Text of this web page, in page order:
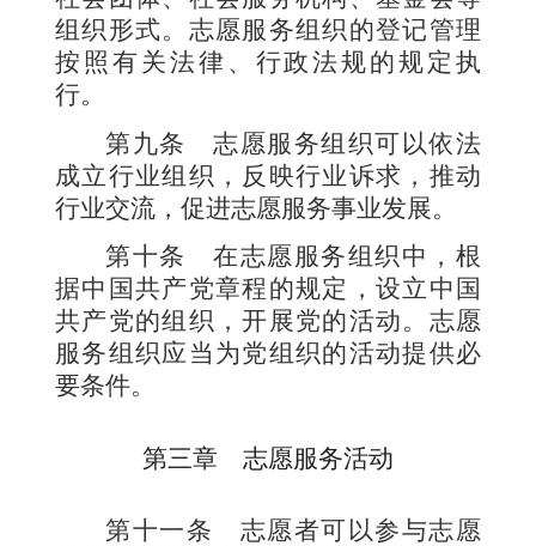
组织形式。志愿服务组织的登记管理
按照有关法律、行政法规的规定执
行。
第九条
志愿服务组织可以依法
成立行业组织，反映行业诉求，推动
行业交流，促进志愿服务事业发展。
第十条
在志愿服务组织中，根
据中国共产党章程的规定，设立中国
共产党的组织，开展党的活动。志愿
服务组织应当为党组织的活动提供必
要条件。
第三章 志愿服务活动
第十一条 志愿者可以参与志愿